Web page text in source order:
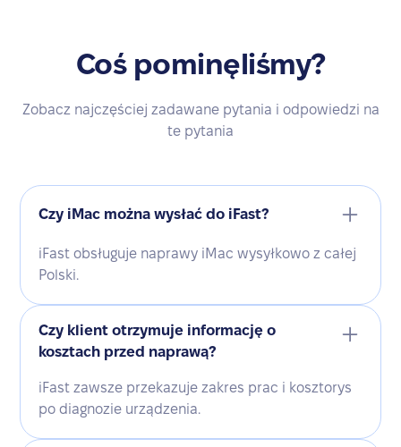
Coś pominęliśmy?
Zobacz najczęściej zadawane pytania i odpowiedzi na
te pytania
Czy iMac można wysłać do iFast?
iFast obsługuje naprawy iMac wysyłkowo z całej
Polski.
Czy klient otrzymuje informację o
kosztach przed naprawą?
iFast zawsze przekazuje zakres prac i kosztorys
po diagnozie urządzenia.